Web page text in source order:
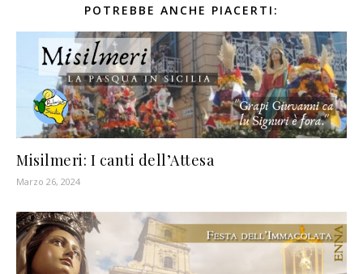
POTREBBE ANCHE PIACERTI:
Misilmeri: I canti dell’Attesa
Marzo 26, 2024